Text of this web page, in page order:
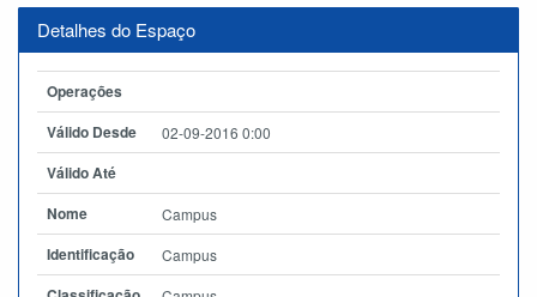
Detalhes do Espaço
Operações
Válido Desde
02-09-2016 0:00
Válido Até
Nome
Campus
Identificação Campus